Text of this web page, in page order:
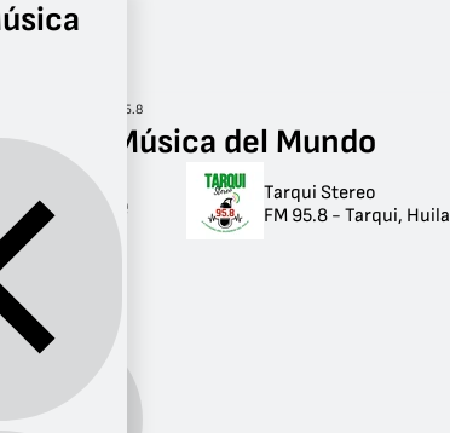
FM 95.8
de Música del Mundo
95.8 de
Mundo
Tarqui Stereo
FM 95.8 - Tarqui, Huila